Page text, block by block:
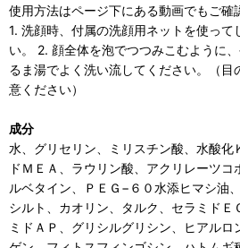
使用方法はページ下にある動画でもご確
1. 洗顔時、付属の洗顔用ネットを使って
い。 2. 顔全体を泡でつつみこむように
るま湯でよく洗い流してください。（目
意ください）
成分
水、グリセリン、ミリスチン酸、水酸化
ドＭＥＡ、ラウリン酸、アクリレーツ
ルベタイン、ＰＥＧ−６０水添ヒマシ油
シルト、カオリン、タルク、セラミドＥ
ミドＡＰ、グリシルグリシン、ヒアル